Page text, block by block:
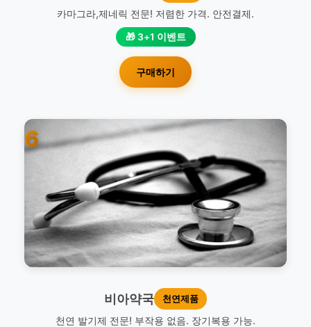
카마그라,제네릭 전문! 저렴한 가격. 안전결제.
🎁 3+1 이벤트
구매하기
6
비아약국 천연제품
천연 발기제 전문! 부작용 없음. 장기복용 가능.